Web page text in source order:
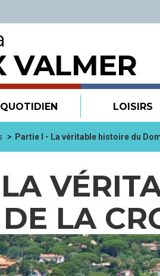
VALMER
QUOTIDIEN LOISIRS
Partie I - La véritable histoire du
LA